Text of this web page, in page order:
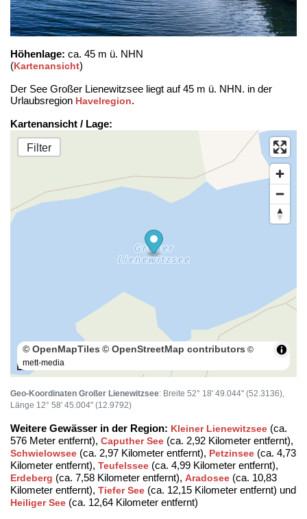
Höhenlage: ca. 45 m ü. NHN
(Kartenansicht)
Der See Großer Lienewitzsee liegt auf 45 m ü. NHN. in der
Urlaubsregion Havelregion.
Kartenansicht / Lage:
Filter
100 m
© OpenMapTiles © OpenStreetMap contributors ©
mett-media
Geo-Koordinaten Großer Lienewitzsee: Breite 52° 18' 49.044" (52.3136),
Länge 12° 58' 45.004" (12.9792)
Weitere Gewässer in der Region: Kleiner Lienewitzsee (ca.
576 Meter entfernt), Caputher See (ca. 2,92 Kilometer entfernt),
Schwielowsee (ca. 2,97 Kilometer entfernt), Petzinsee (ca. 4,73
Kilometer entfernt), Teufelssee (ca. 4,99 Kilometer entfernt),
Erdeberg (ca. 7,58 Kilometer entfernt), Aradosee (ca. 10,83
Kilometer entfernt), Tiefer See (ca. 12,15 Kilometer entfernt) und
Heiliger See (ca. 12,64 Kilometer entfernt)